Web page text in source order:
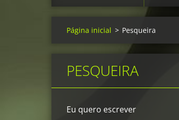
Página inicial > Pesqueira
PESQUEIRA
Eu quero escrever